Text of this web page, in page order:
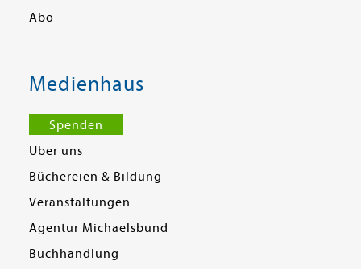
Abo
Medienhaus
Spenden
Über uns
Büchereien & Bildung
Veranstaltungen
Agentur Michaelsbund
Buchhandlung